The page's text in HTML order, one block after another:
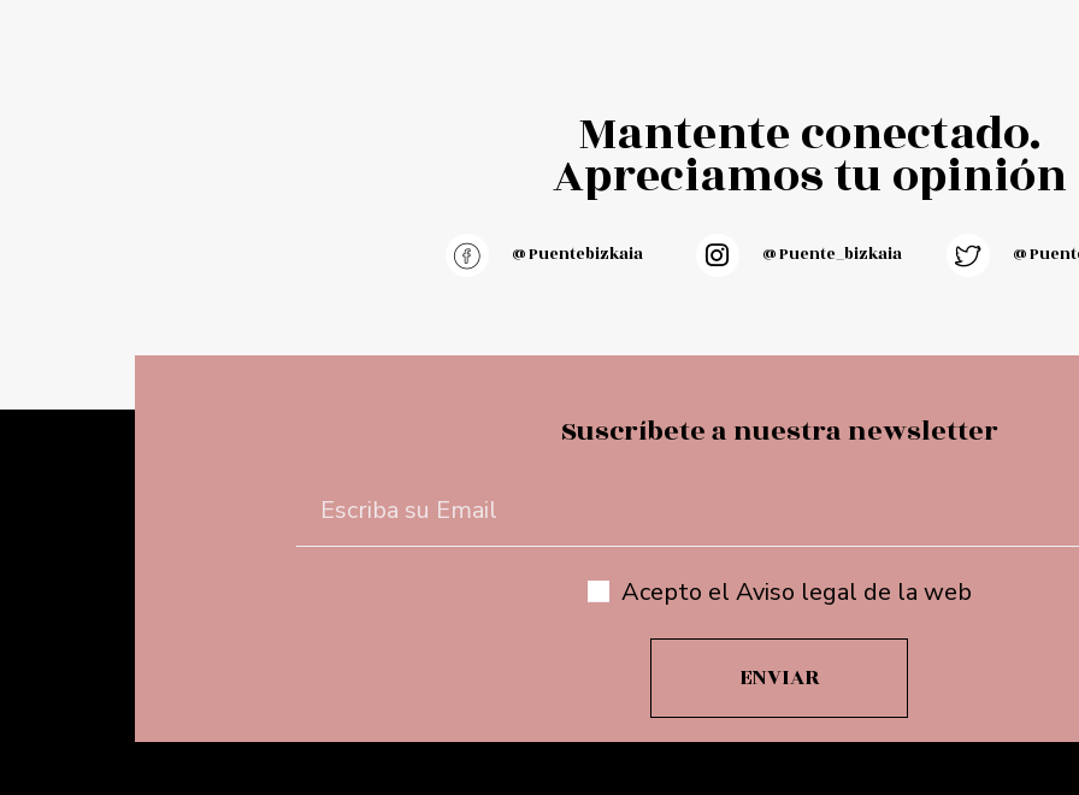
Mantente conectado.
Apreciamos tu opinión
@puentebizkaia @puente_bizkaia
Suscríbete a nuestra newsletter
Acepto el Aviso legal de la web